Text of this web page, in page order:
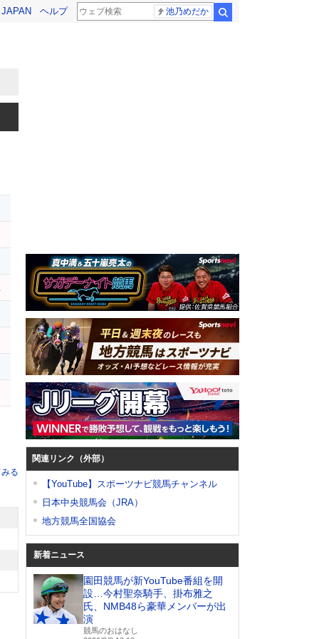
ヘルプ 池乃めだか
る
関連リンク（外部）
【YouTube】スポーツナビ競馬チャンネル
日本中央競馬会（JRA）
地方競馬全国協会
新着ニュース
園田競馬が新YouTube番組を開
設…今村聖奈騎手、掛布雅之
氏、NMB48ら豪華メンバーが出
演
競馬のおはなし